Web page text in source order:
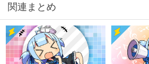
関連まとめ